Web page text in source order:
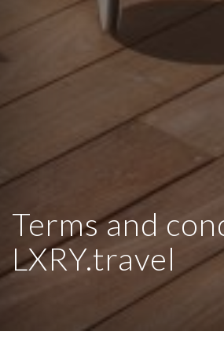
Terms and
LXRY.travel